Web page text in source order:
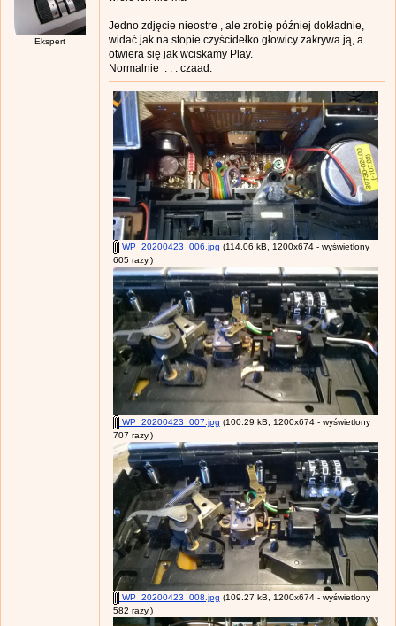
Ekspert
Jedno zdjęcie nieostre , ale zrobię później dokładnie,
widać jak na stopie czyścidełko głowicy zakrywa ją, a
otwiera się jak wciskamy Play.
Normalnie . . . czaad.
WP_20200423_006.jpg (114.06 kB, 1200x674 - wyświetlony
605 razy.)
WP_20200423_007.jpg (100.29 kB, 1200x674 - wyświetlony
707 razy.)
WP_20200423_008.jpg (109.27 kB, 1200x674 - wyświetlony
582 razy.)